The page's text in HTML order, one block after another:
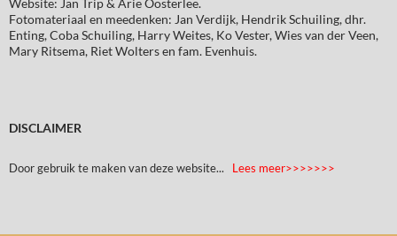
Fotomateriaal en meedenken: Jan Verdijk, Hendrik Schuiling, dhr.
Enting, Coba Schuiling, Harry Weites, Ko Vester, Wies van der Veen,
Mary Ritsema, Riet Wolters en fam. Evenhuis.
DISCLAIMER
Door gebruik te maken van deze website... Lees meer>>>>>>>